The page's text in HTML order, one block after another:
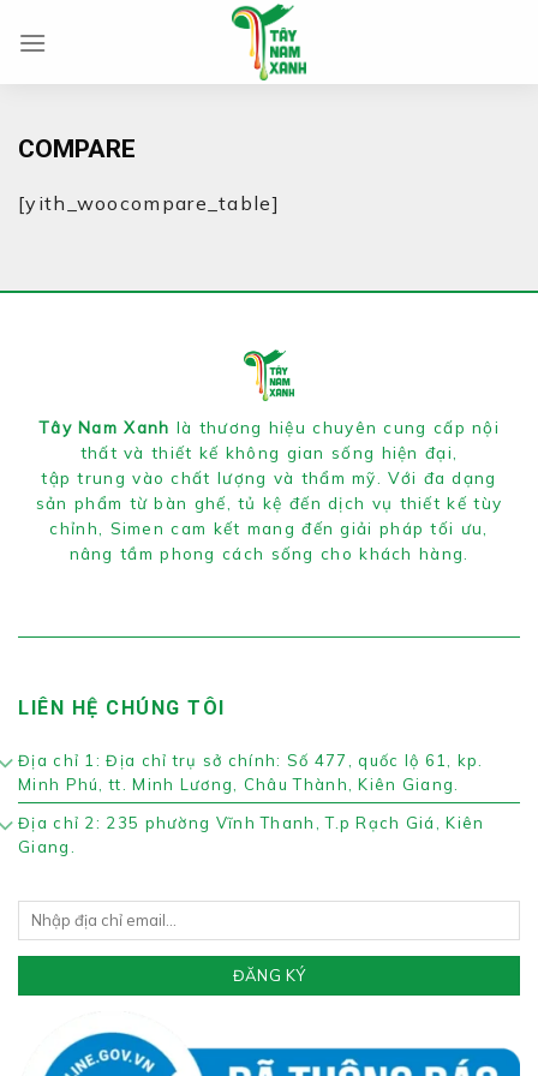
đến
COMPARE
[yith_woocompare_table]
Tây Nam Xanh là thương hiệu chuyên cung cấp nội
thất và thiết kế không gian sống hiện đại,
tập trung vào chất lượng và thẩm mỹ. Với đa dạng
sản phẩm từ bàn ghế, tủ kệ đến dịch vụ thiết kế tùy
chỉnh, Simen cam kết mang đến giải pháp tối ưu,
nâng tầm phong cách sống cho khách hàng.
LIÊN HỆ CHÚNG TÔI
Địa chỉ 1: Địa chỉ trụ sở chính: Số 477, quốc lộ 61, kp.
Minh Phú, tt. Minh Lương, Châu Thành, Kiên Giang.
Địa chỉ 2: 235 phường Vĩnh Thanh, T.p Rạch Giá, Kiên
Giang.